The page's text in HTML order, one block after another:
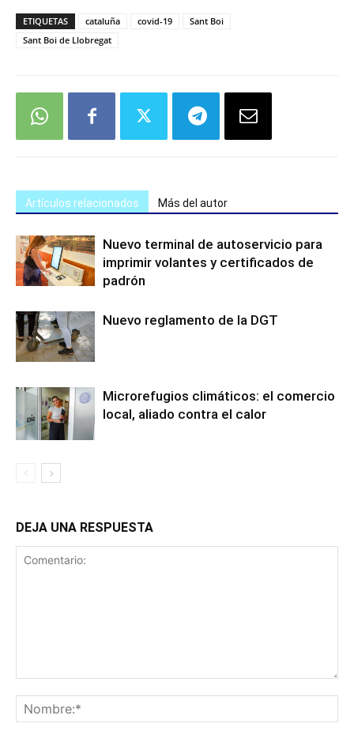
ETIQUETAS cataluña covid-19
Sant Boi
Sant Boi de Llobregat
Artículos relacionados Más del autor
Nuevo terminal de autoservicio para
imprimir volantes y certificados de
padrón
Nuevo reglamento de la DGT
Microrefugios climáticos: el comercio
local, aliado contra el calor
DEJA UNA RESPUESTA